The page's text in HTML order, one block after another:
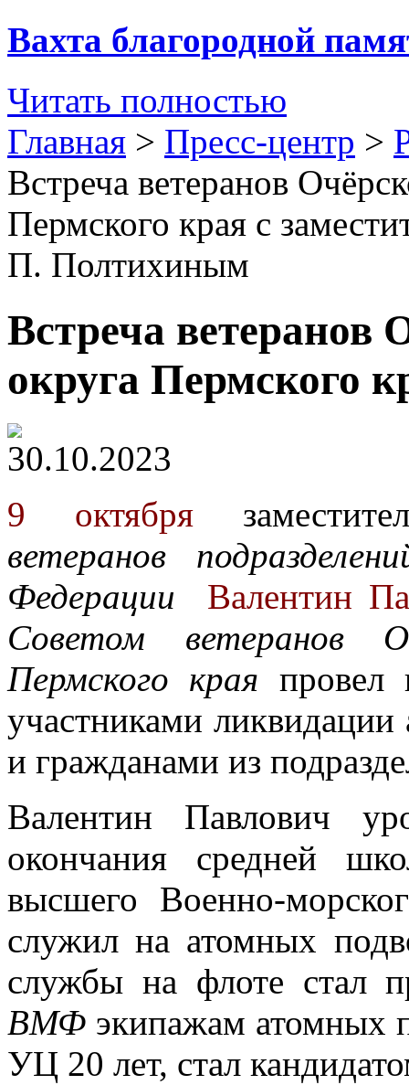
Вахта благородной
Читать полностью
Главная > Пресс-центр >
Встреча ветеранов
Пермского края с
П. Полтихиным
Встреча ветеранов
округа Пермского
30.10.2023
9 октября
ветеранов
Федерации
Валентин
Советом ветеранов
Пермского края провел
участниками
и гражданами из
Валентин Павлович
окончания средней
высшего Военно-
служил на атомных
службы на флоте стал
ВМФ экипажам атомных
УЦ 20 лет, стал